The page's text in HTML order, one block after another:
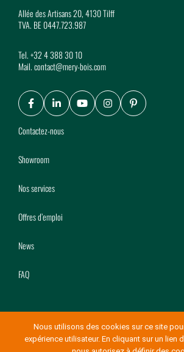
Allée des Artisans 20, 4130 Tilff
TVA. BE 0447.723.987
Tel.+32 4 388 30 10
Mail.contact@mery-bois.com
Facebook
LinkedIn
YoutubeInstagram
Pinterest
Contactez-nous
Showroom
Nos services
Offres d’emploi
News
FAQ
© Copyright Mery Bois 2026- Conditions générales
Nous utilisons des cookies sur ce site
expérience utilisateur. En cliquant sur un lien